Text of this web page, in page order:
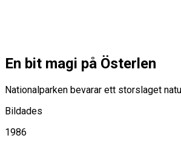
En bit magi på Österlen
Nationalparken bevarar ett storslaget
Bildades
1986